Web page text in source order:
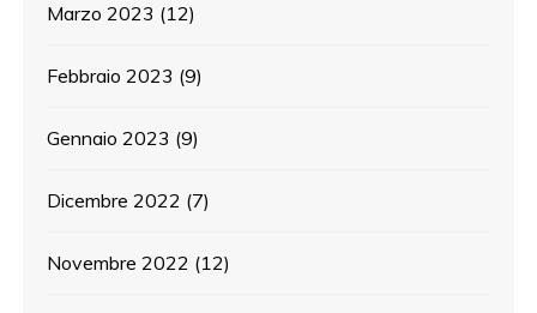
Marzo 2023 (12)
Febbraio 2023 (9)
Gennaio 2023 (9)
Dicembre 2022 (7)
Novembre 2022 (12)